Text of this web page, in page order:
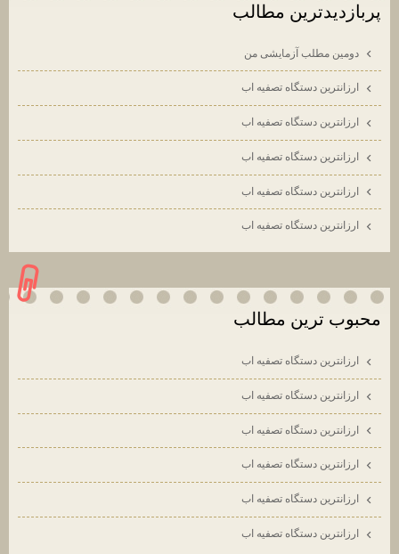
پربازديدترين مطالب
دومین مطلب آزمایشی من
ارزانترين دستگاه تصفيه اب
ارزانترين دستگاه تصفيه اب
ارزانترين دستگاه تصفيه اب
ارزانترين دستگاه تصفيه اب
ارزانترين دستگاه تصفيه اب
محبوب ترين مطالب
ارزانترين دستگاه تصفيه اب
ارزانترين دستگاه تصفيه اب
ارزانترين دستگاه تصفيه اب
ارزانترين دستگاه تصفيه اب
ارزانترين دستگاه تصفيه اب
ارزانترين دستگاه تصفيه اب